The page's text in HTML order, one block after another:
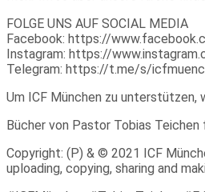
FOLGE UNS AUF SOCIAL MEDIA
Facebook: https://
Instagram: https://
Telegram: https://t.me/s/
Um ICF München zu
Bücher von Pastor Tobias
Copyright: (P) & © 2021 ICF
uploading, copying, sharing and